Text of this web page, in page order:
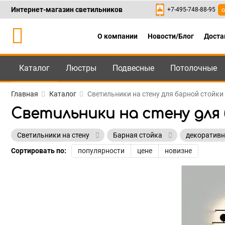
Каталог +7-495-748-88-
Интернет-магазин светильников +7-495-748-88-95
О компании Новости/Блог
Каталог Люстры Подвесные Потолочные
Главная Каталог Светильники на стену для барной
Светильники на стену
Светильники на стену Барная стойка
Сортировать по:
популярности цене новизне